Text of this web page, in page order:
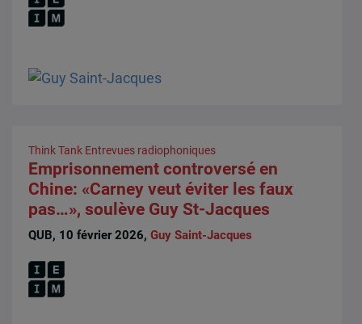
Think Tank Entrevues radiophoniques
Emprisonnement controversé en
Chine: «Carney veut éviter les faux
pas…», soulève Guy St-Jacques
QUB, 10 février 2026,Guy Saint-Jacques